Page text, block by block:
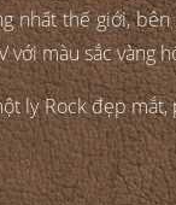
thế giới, bên
màu sắc vàng
ly Rock đẹp